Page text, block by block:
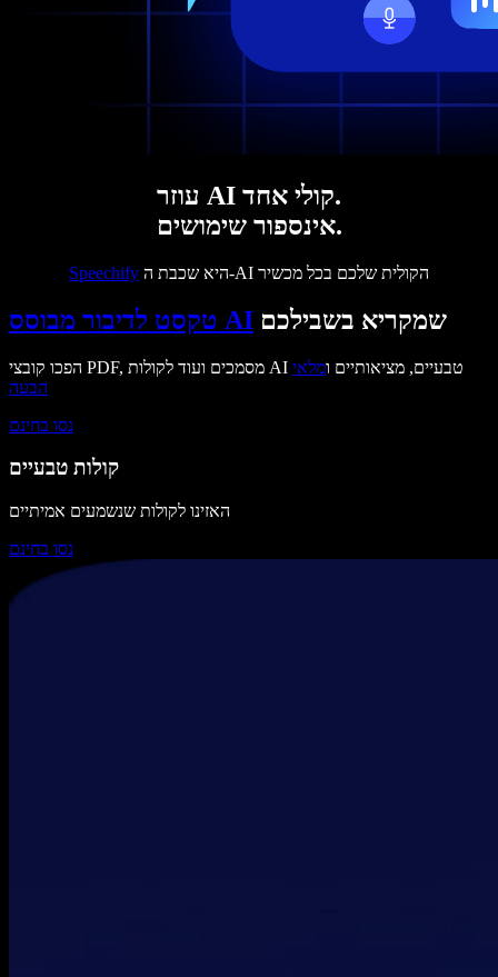
עוזר AI קולי אחד.
אינספור שימושים.
Speechify היא שכבת ה-AI הקולית שלכם בכל מכשיר
טקסט לדיבור מבוסס AI שמקריא בשבילכם
הפכו קובצי PDF, מסמכים ועוד לקולות AI טבעיים, מציאותיים ומלאי
הבעה
נסו בחינם
קולות טבעיים
האזינו לקולות שנשמעים אמיתיים
נסו בחינם